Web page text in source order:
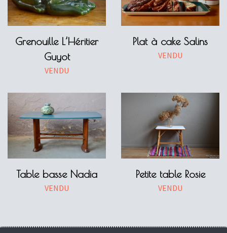
Grenouille L’Héritier
Guyot
VENDU
Plat à cake Salins
VENDU
Table basse Nadia
VENDU
Petite table Rosie
VENDU